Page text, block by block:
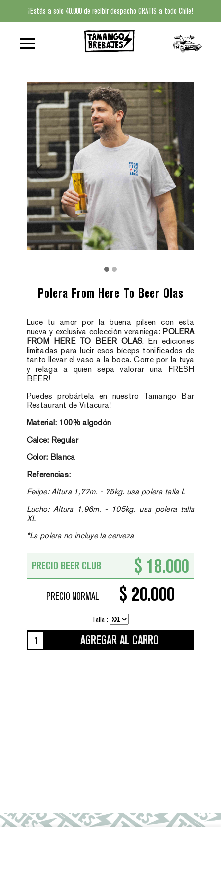
¡Estás a solo 40.000 de recibir despacho GRATIS a todo Chile!
QUIÉNES
SOMOS
TAMANGO
TAMANGO
CLUB
FINDER
CONTACTO
Previous Next
Polera From Here To Beer Olas
Luce tu amor por la buena pilsen con esta
nueva y exclusiva colección veraniega: POLERA
FROM HERE TO BEER OLAS. En ediciones
limitadas para lucir esos bíceps tonificados de
tanto llevar el vaso a la boca. Corre por la tuya
y relaga a quien sepa valorar una FRESH
BEER!
Puedes probártela en nuestro Tamango Bar
Restaurant de Vitacura!
Material: 100% algodón
Calce: Regular
Color: Blanca
Referencias:
Felipe: Altura 1,77m. - 75kg. usa polera talla L
Lucho: Altura 1,96m. - 105kg. usa polera talla
XL
*La polera no incluye la cerveza
PRECIO BEER CLUB $ 18.000
PRECIO NORMAL $ 20.000
Talla :
AGREGAR AL CARRO